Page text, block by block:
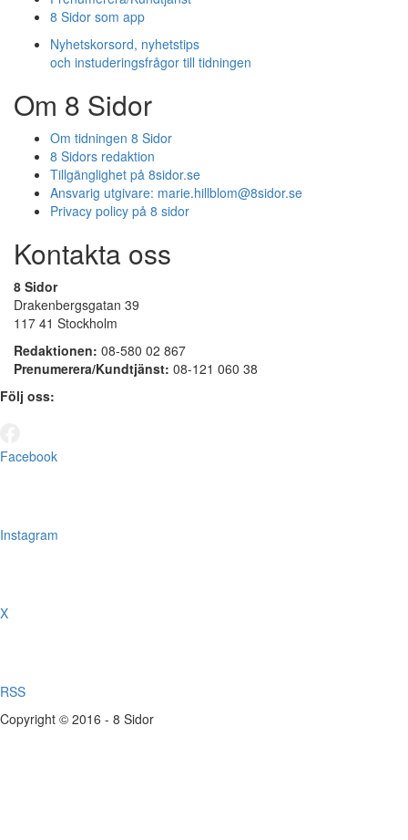
8 Sidor som app
Nyhetskorsord, nyhetstips
och instuderingsfrågor till tidningen
Om 8 Sidor
Om tidningen 8 Sidor
8 Sidors redaktion
Tillgänglighet på 8sidor.se
Ansvarig utgivare: marie.hillblom@8sidor.se
Privacy policy på 8 sidor
Kontakta oss
8 Sidor
Drakenbergsgatan 39
117 41 Stockholm
Redaktionen: 08-580 02 867
Prenumerera/Kundtjänst: 08-121 060 38
Följ oss:
Facebook
Instagram
X
RSS
Copyright © 2016 - 8 Sidor